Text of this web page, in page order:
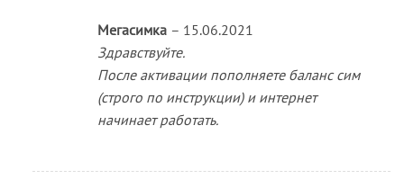
Мегасимка – 15.06.2021
Здравствуйте.
После активации пополняете баланс сим
(строго по инструкции) и интернет
начинает работать.